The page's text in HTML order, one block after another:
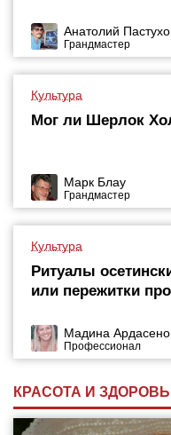
Анатолий
Грандмастер
Культура
Мог ли Шерлок
Марк Блау
Грандмастер
Культура
Ритуалы
или пережитки
Мадина
Профессионал
КРАСОТА И